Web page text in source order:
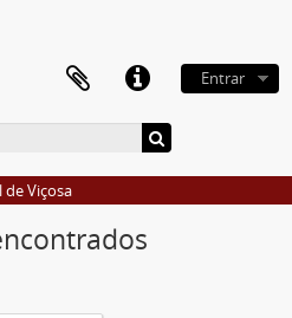
Entrar
de Viçosa